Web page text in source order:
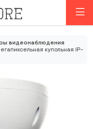
видеонаблюдения
купольная IP-